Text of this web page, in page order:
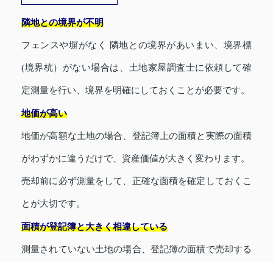
隣地との境界が不明
フェンスや塀がなく 隣地との境界があいまい、境界標
(境界杭）がない場合は、土地家屋調査士に依頼して確
定測量を行い、境界を明確にしておくことが必要です。
地価が高い
地価が高額な土地の場合、登記簿上の面積と実際の面積
がわずかに違うだけで、資産価値が大きく変わります。
売却前に必ず測量をして、正確な面積を確定しておくこ
とが大切です。
面積が登記簿と大きく相違している
測量されていない土地の場合、登記簿の面積で売却する